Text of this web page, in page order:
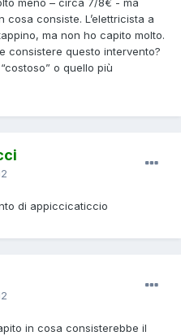
consiste. L’elettricista a
ma non ho capito molto.
consistere questo intervento?
o quello più
di appiccicaticcio
in cosa consisterebbe il